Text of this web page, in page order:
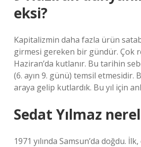
eksi?
Kapitalizmin daha fazla ürün
girmesi gereken bir gündür. Çok
Haziran’da kutlanır. Bu tarihin
(6. ayın 9. günü) temsil etmesidir.
araya gelip kutlardık. Bu yıl için
Sedat Yılmaz
1971 yılında Samsun’da doğdu.